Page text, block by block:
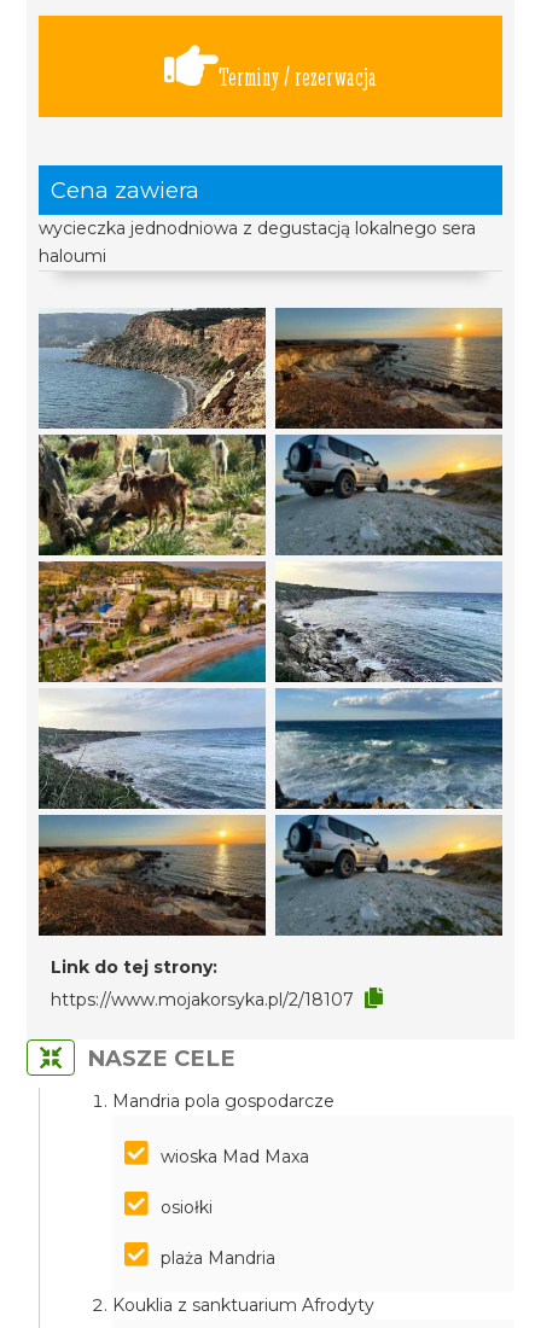
Terminy / rezerwacja
Cena zawiera
wycieczka jednodniowa z degustacją lokalnego sera
haloumi
Link do tej strony:
https://www.mojakorsyka.pl/2/18107
NASZE CELE
Mandria pola gospodarcze
wioska Mad Maxa
osiołki
plaża Mandria
Kouklia z sanktuarium Afrodyty